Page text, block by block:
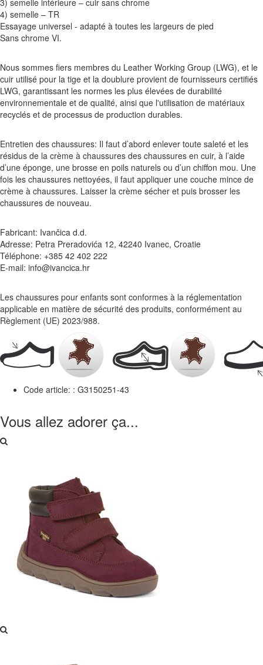
3) semelle intérieure – cuir sans chrome
4) semelle – TR
Essayage universel - adapté à toutes les largeurs de pied
Sans chrome VI.
Nous sommes fiers membres du Leather Working Group (LWG), et le
cuir utilisé pour la tige et la doublure provient de fournisseurs certifiés
LWG, garantissant les normes les plus élevées de durabilité
environnementale et de qualité, ainsi que l'utilisation de matériaux
recyclés et de processus de production durables.
Entretien des chaussures: Il faut d’abord enlever toute saleté et les
résidus de la crème à chaussures des chaussures en cuir, à l’aide
d’une éponge, une brosse en poils naturels ou d’un chiffon mou. Une
fois les chaussures nettoyées, il faut appliquer une couche mince de
crème à chaussures. Laisser la crème sécher et puis brosser les
chaussures de nouveau.
Fabricant: Ivančica d.d.
Adresse: Petra Preradovića 12, 42240 Ivanec, Croatie
Téléphone: +385 42 402 222
E-mail: info@ivancica.hr
Les chaussures pour enfants sont conformes à la réglementation
applicable en matière de sécurité des produits, conformément au
Règlement (UE) 2023/988.
Code article: : G3150251-43
Vous allez adorer ça...